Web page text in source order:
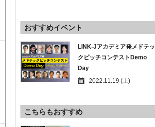
おすすめイベント
LINK-Jアカデミア発メドテッ
クピッチコンテストDemo
Day
2022.11.19 (土)
こちらもおすすめ